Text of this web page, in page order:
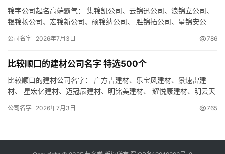
锦字公司起名高端霸气： 集锦凯公司、云锦迅公司、浪锦立公司、
银锦扬公司、宏锦新公司、硕锦纳公司、 胜锦拓公司、星锦安公
公司名字 2026年7月3日 786
比较顺口的建材公司名字 特选500个
比较顺口的建材公司名字： 广方吉建材、乐宝风建材、景速雷建
材、 星宏亿建材、迈冠辰建材、明铭美建材、 耀悦康建材、明云天
公司名字 2026年7月3日 765